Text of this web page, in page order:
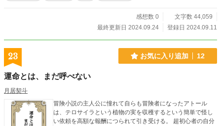
感想数 0
文字数 44,059
最終更新日 2024.09.24
登録日 2024.09.11
23 お気に入り追加 12
運命とは、まだ呼べない
月居契斗
冒険小説の主人公に憧れて自らも冒険者になったアトール
は、テロサイラという植物の実を収穫するという簡単で怪し
い依頼を高額な報酬につられて引き受ける。 超初心者の自分